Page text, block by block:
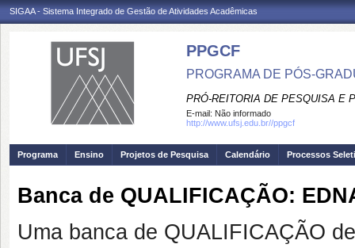
SIGAA - Sistema Integrado de Gestão de Atividades Acadêmicas
PPGCF
PROGRAMA DE PÓS-
PRÓ-REITORIA DE PESQUISA E
E-mail: Não informado
http://www.ufsj.edu.br//ppgcf
Programa Ensino Projetos de Pesquisa Calendário Processos
Banca de QUALIFICAÇÃO:
Uma banca de QUALIFICAÇÃO